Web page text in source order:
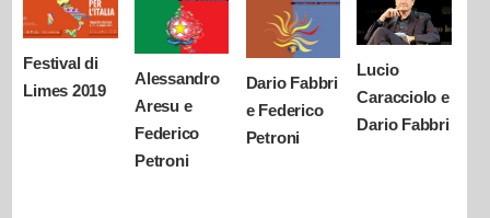
Festival di
Limes 2019
Alessandro
Aresu e
Federico
Petroni
Dario Fabbri
e Federico
Petroni
Lucio
Caracciolo e
Dario Fabbri